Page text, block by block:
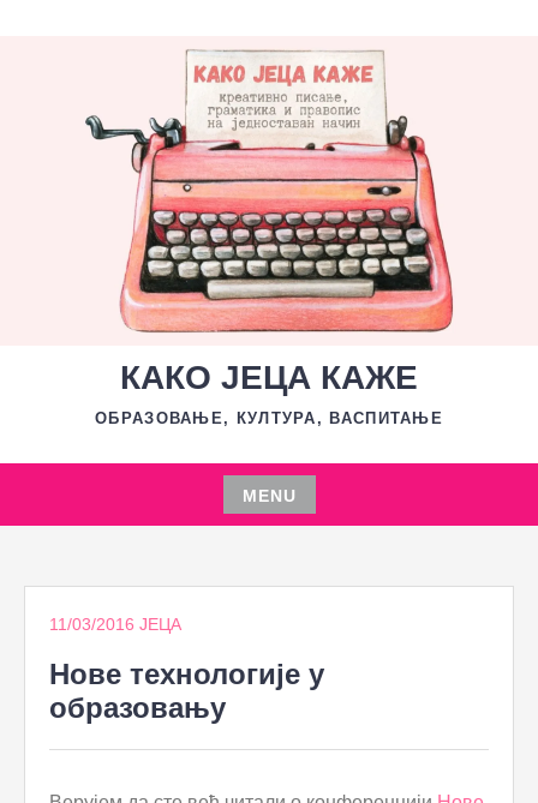
КАКО ЈЕЦА КАЖЕ
ОБРАЗОВАЊЕ, КУЛТУРА, ВАСПИТАЊЕ
MENU
Skip
content
11/03/2016 ЈЕЦА
Нове технологије у
образовању